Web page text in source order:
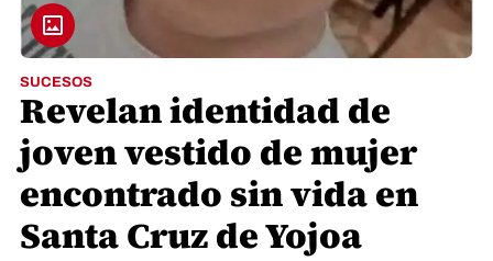
SUCESOS
Revelan identidad de
joven vestido de mujer
encontrado sin vida en
Santa Cruz de Yojoa